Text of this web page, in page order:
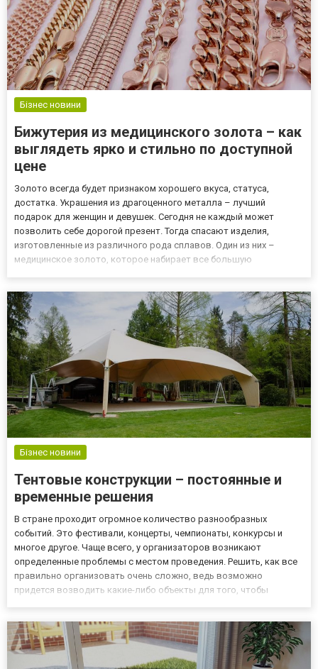
Бізнес новини
Бижутерия из медицинского золота – как
выглядеть ярко и стильно по доступной
цене
Золото всегда будет признаком хорошего вкуса, статуса,
достатка. Украшения из драгоценного металла – лучший
подарок для женщин и девушек. Сегодня не каждый может
позволить себе дорогой презент. Тогда спасают изделия,
изготовленные из различного рода сплавов. Один из них –
медицинское золото, которое набирает все большую
хирургические инструм...
Бізнес новини
Тентовые конструкции – постоянные и
временные решения
В стране проходит огромное количество разнообразных
событий. Это фестивали, концерты, чемпионаты, конкурсы и
многое другое. Чаще всего, у организаторов возникают
определенные проблемы с местом проведения. Решить, как все
правильно организовать очень сложно, ведь возможно
придется возводить какие-либо объекты для того, чтобы
что займет много врем...